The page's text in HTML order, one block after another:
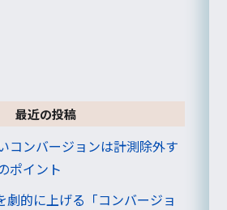
最近の投稿
コンバージョンは計測除外す
ポイント
劇的に上げる「コンバージョ